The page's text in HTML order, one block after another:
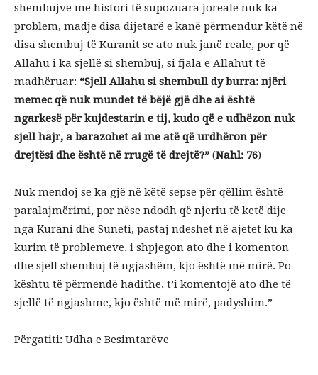
shembujve me histori të supozuara joreale nuk ka
problem, madje disa dijetarë e kanë përmendur këtë në
disa shembuj të Kuranit se ato nuk janë reale, por që
Allahu i ka sjellë si shembuj, si fjala e Allahut të
madhëruar: “Sjell Allahu si shembull dy burra: njëri
memec që nuk mundet të bëjë gjë dhe ai është
ngarkesë për kujdestarin e tij, kudo që e udhëzon nuk
sjell hajr, a barazohet ai me atë që urdhëron për
drejtësi dhe është në rrugë të drejtë?” (Nahl: 76)
Nuk mendoj se ka gjë në këtë sepse për qëllim është
paralajmërimi, por nëse ndodh që njeriu të ketë dije
nga Kurani dhe Suneti, pastaj ndeshet në ajetet ku ka
kurim të problemeve, i shpjegon ato dhe i komenton
dhe sjell shembuj të ngjashëm, kjo është më mirë. Po
kështu të përmendë hadithe, t’i komentojë ato dhe të
sjellë të ngjashme, kjo është më mirë, padyshim.”
Përgatiti: Udha e Besimtarëve